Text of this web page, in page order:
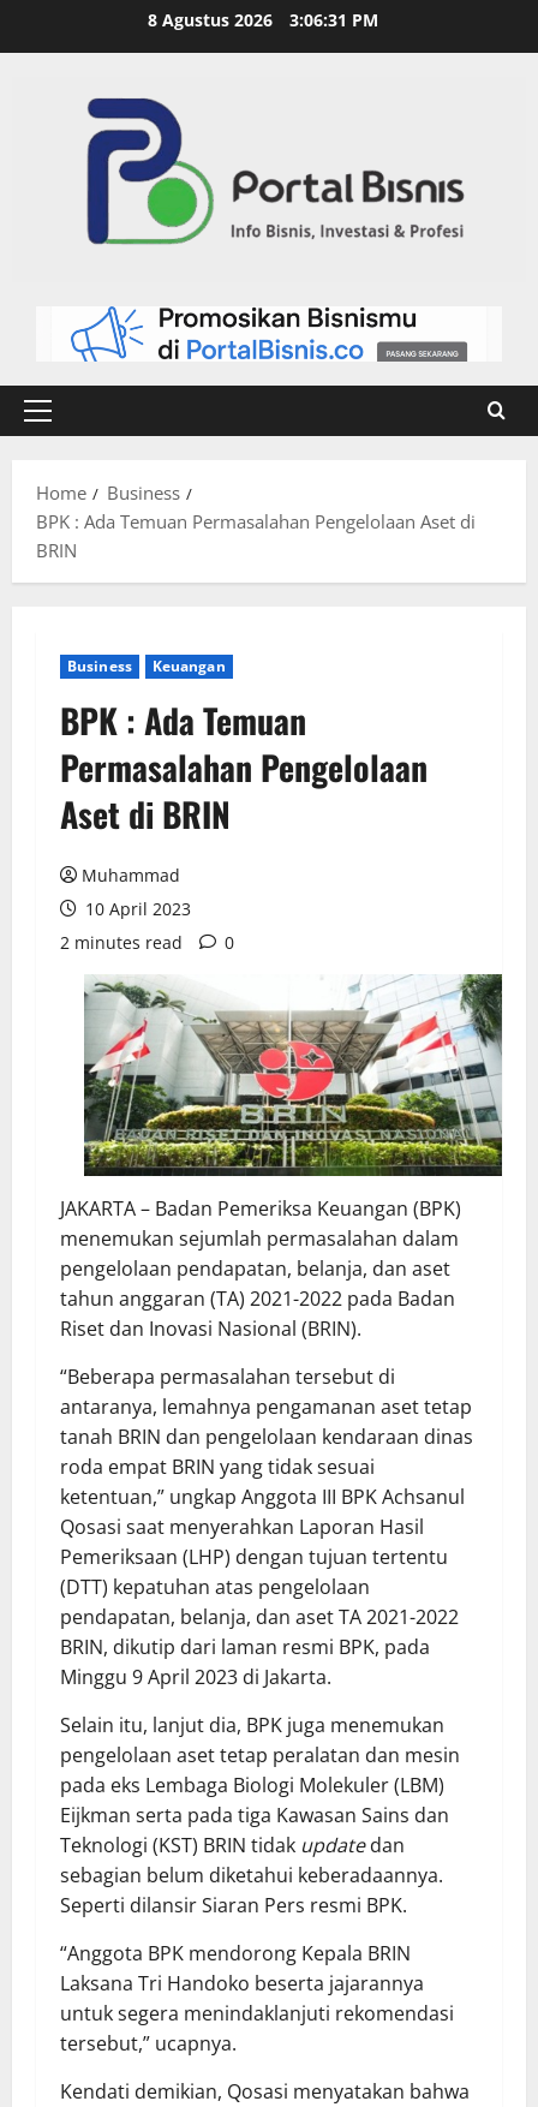
8 Agustus 2026 3:06:32 PM
Home
Business
BPK : Ada Temuan Permasalahan Pengelolaan Aset di
BRIN
Business Keuangan
BPK : Ada Temuan
Permasalahan Pengelolaan
Aset di BRIN
Muhammad
10 April 2023
2 minutes read
0
JAKARTA – Badan Pemeriksa Keuangan (BPK)
menemukan sejumlah permasalahan dalam
pengelolaan pendapatan, belanja, dan aset
tahun anggaran (TA) 2021-2022 pada Badan
Riset dan Inovasi Nasional (BRIN).
“Beberapa permasalahan tersebut di
antaranya, lemahnya pengamanan aset tetap
tanah BRIN dan pengelolaan kendaraan dinas
roda empat BRIN yang tidak sesuai
ketentuan,” ungkap Anggota III BPK Achsanul
Qosasi saat menyerahkan Laporan Hasil
Pemeriksaan (LHP) dengan tujuan tertentu
(DTT) kepatuhan atas pengelolaan
pendapatan, belanja, dan aset TA 2021-2022
BRIN, dikutip dari laman resmi BPK, pada
Minggu 9 April 2023 di Jakarta.
Selain itu, lanjut dia, BPK juga menemukan
pengelolaan aset tetap peralatan dan mesin
pada eks Lembaga Biologi Molekuler (LBM)
Eijkman serta pada tiga Kawasan Sains dan
Teknologi (KST) BRIN tidak updatedan
sebagian belum diketahui keberadaannya.
Seperti dilansir Siaran Pers resmi BPK.
“Anggota BPK mendorong Kepala BRIN
Laksana Tri Handoko beserta jajarannya
untuk segera menindaklanjuti rekomendasi
tersebut,” ucapnya.
Kendati demikian, Qosasi menyatakan bahwa